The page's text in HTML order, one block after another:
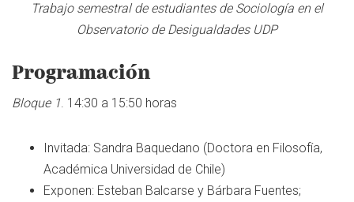
Trabajo semestral de estudiantes de Sociología en el
Observatorio de Desigualdades UDP
Programación
Bloque 1. 14:30 a 15:50 horas
Invitada: Sandra Baquedano (Doctora en Filosofía,
Académica Universidad de Chile)
Exponen: Esteban Balcarse y Bárbara Fuentes;